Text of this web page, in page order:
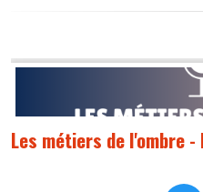
Les métiers de l'ombre -